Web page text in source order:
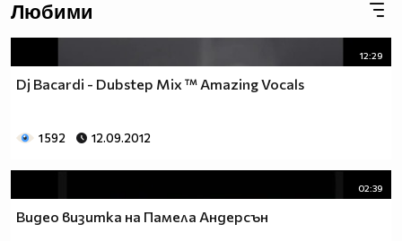
Любими
12:29
Dj Bacardi - Dubstep Mix ™ Amazing Vocals
1 592 12.09.2012
02:39
Видео визитка на Памела Андерсън